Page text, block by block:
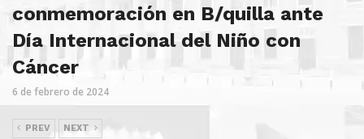
conmemoración en B/quilla ante
Día Internacional del Niño con
Cáncer
6 de febrero de 2024
PREV NEXT